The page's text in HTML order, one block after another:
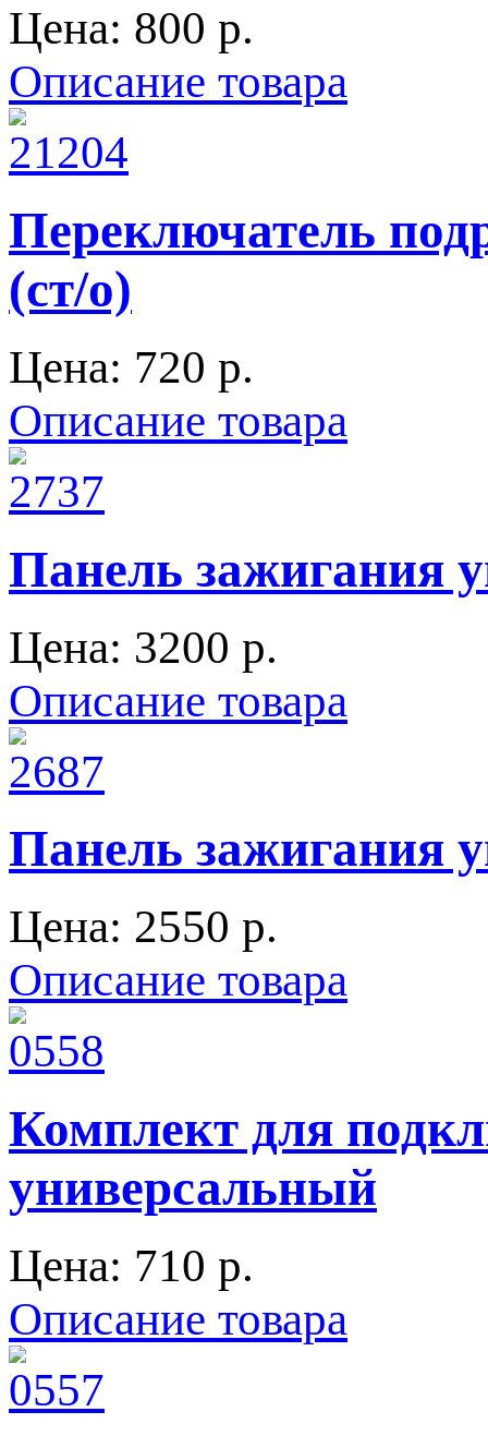
Цена: 800 p.
Описание товара
Переключатель
(ст/о)
Цена: 720 p.
Описание товара
Панель зажигания
Цена: 3200 p.
Описание товара
Панель зажигания
Цена: 2550 p.
Описание товара
Комплект для
универсальный
Цена: 710 p.
Описание товара